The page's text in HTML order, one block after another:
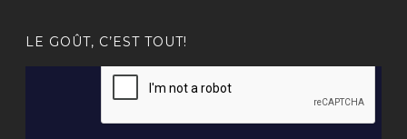
LE GOÛT, C’EST TOUT!